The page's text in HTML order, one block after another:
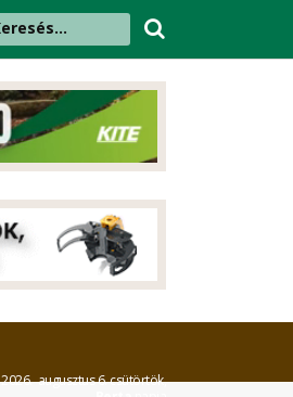
2026. augusztus 6. csütörtök,